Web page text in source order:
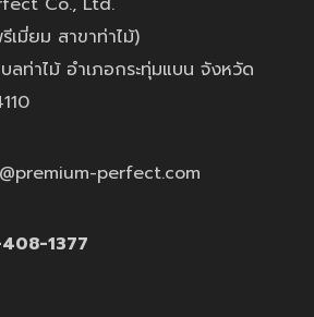
เมี่ยม สาขาท่าไม้)
ท่าไม้ อำเภอกระทุ่มแบน จังหวัด
perfect.com
1377